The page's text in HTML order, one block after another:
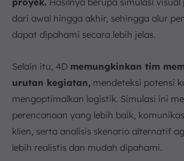
dari awal hingga akhir, sehingga alur
dapat dipahami secara lebih jelas.
Selain itu, 4D memungkinkan tim
urutan kegiatan, mendeteksi potensi
mengoptimalkan logistik. Simulasi ini
perencanaan yang lebih baik,
klien, serta analisis skenario alternatif
lebih realistis dan mudah dipahami.